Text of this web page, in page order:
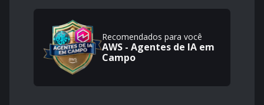
Recomendados para você
AWS - Agentes de IA em
Campo